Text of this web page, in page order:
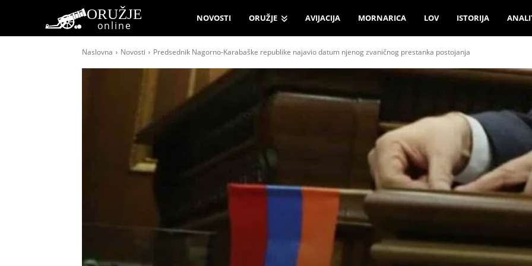
ORUŽJE
online
NOVOSTI ORUŽJE AVIJACIJA MORNARICA LOV ISTORIJA
Naslovna Novosti Predsednik Nagorno-Karabaške republike najavio datum njenog zvaničnog prestanka postojanja